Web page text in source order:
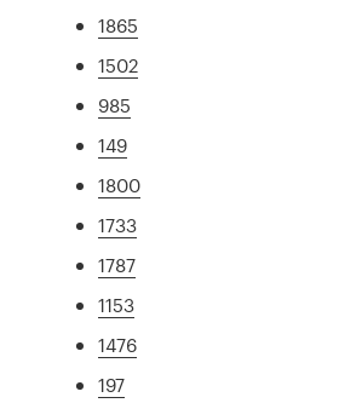
1865
1502
985
149
1800
1733
1787
1153
1476
197